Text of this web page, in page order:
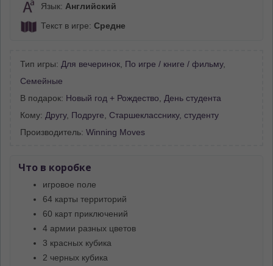
Язык: Английский
Текст в игре: Средне
Тип игры: Для вечеринок По игре / книге / фильму,
Семейные
В подарок: Новый год + Рождество
День студента
Кому: Другу, Подруге
Старшекласснику, студенту
Производитель: Winning Moves
Что в коробке
игровое поле
64 карты территорий
60 карт приключений
4 армии разных цветов
3 красных кубика
2 черных кубика